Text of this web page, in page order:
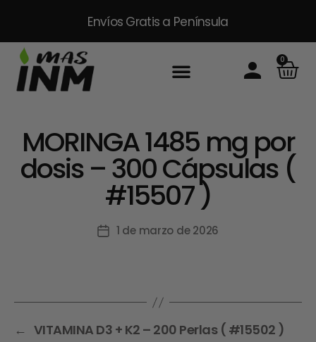
Envíos Gratis a Península
0
MORINGA 1485 mg por
dosis – 300 Cápsulas (
#15507 )
1 de marzo de 2026
← VITAMINA D3 + K2 – 200 Perlas ( #15502 )